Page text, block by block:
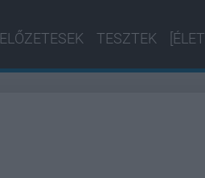
ELŐZETESEK TESZTEK [ÉLET]